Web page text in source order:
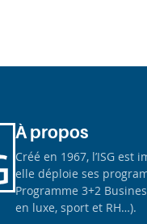
À propos
Créé en 1967, l’ISG est
elle déploie ses
Programme 3+2
en luxe, sport et RH…).